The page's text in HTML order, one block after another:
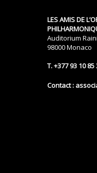
LES AMIS DE
Auditorium
98000 Monaco
T. +377 93 10
Contact :